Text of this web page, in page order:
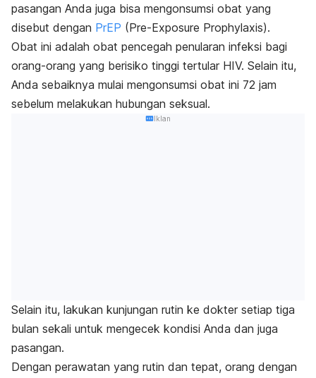
pasangan Anda juga bisa mengonsumsi obat yang
disebut dengan PrEP (Pre-Exposure Prophylaxis).
Obat ini adalah obat pencegah penularan infeksi bagi
orang-orang yang berisiko tinggi tertular HIV. Selain itu,
Anda sebaiknya mulai mengonsumsi obat ini 72 jam
sebelum melakukan hubungan seksual.
Iklan
Selain itu, lakukan kunjungan rutin ke dokter setiap tiga
bulan sekali untuk mengecek kondisi Anda dan juga
pasangan.
Dengan perawatan yang rutin dan tepat, orang dengan